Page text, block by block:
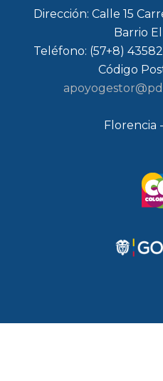
Dirección: Calle 15
Barrio
Teléfono: (57+8)
Código
Florencia